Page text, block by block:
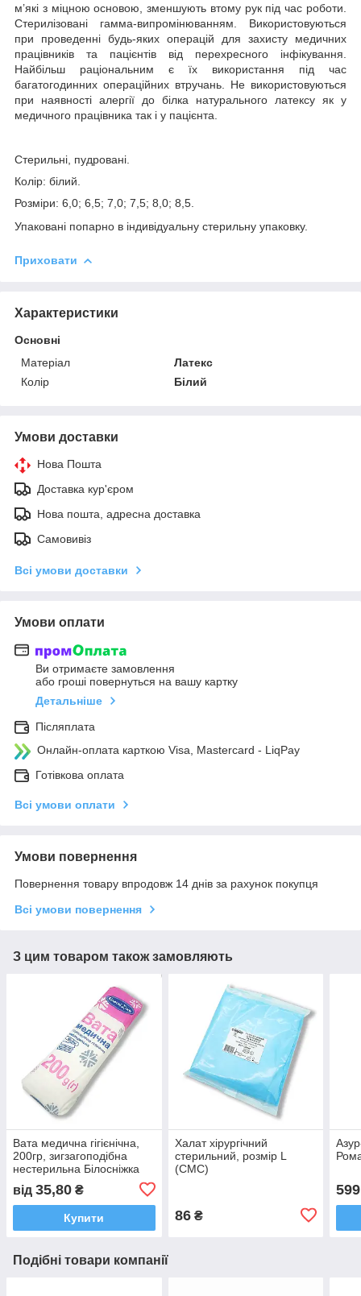
м’які з міцною основою, зменшують втому рук під час роботи.
Стерилізовані гамма-випромінюванням. Використовуються
при проведенні будь-яких операцій для захисту медичних
працівників та пацієнтів від перехресного інфікування.
Найбільш раціональним є їх використання під час
багатогодинних операційних втручань. Не використовуються
при наявності алергії до білка натурального латексу як у
медичного працівника так і у пацієнта.
Стерильні, пудровані.
Колір: білий.
Розміри: 6,0; 6,5; 7,0; 7,5; 8,0; 8,5.
Упаковані попарно в індивідуальну стерильну упаковку.
Приховати
Характеристики
Основні
Матеріал
Латекс
Колір
Білий
Умови доставки
Нова Пошта
Доставка кур'єром
Нова пошта, адресна доставка
Самовивіз
Всі умови доставки
Умови оплати
Ви отримаєте замовлення
або гроші повернуться на вашу картку
Детальніше
Післяплата
Онлайн-оплата карткою Visa, Mastercard - LiqPay
Готівкова оплата
Всі умови оплати
Умови повернення
Повернення товару впродовж 14 днів за рахунок покупця
Всі умови повернення
З цим товаром також замовляють
Вата медична гігієнічна,
200гр, зигзагоподібна
нестерильна Білосніжка
від 35,80 ₴
Купити
Халат хірургічний
стерильний, розмір L
(СМС)
86₴
599
Подібні товари компанії